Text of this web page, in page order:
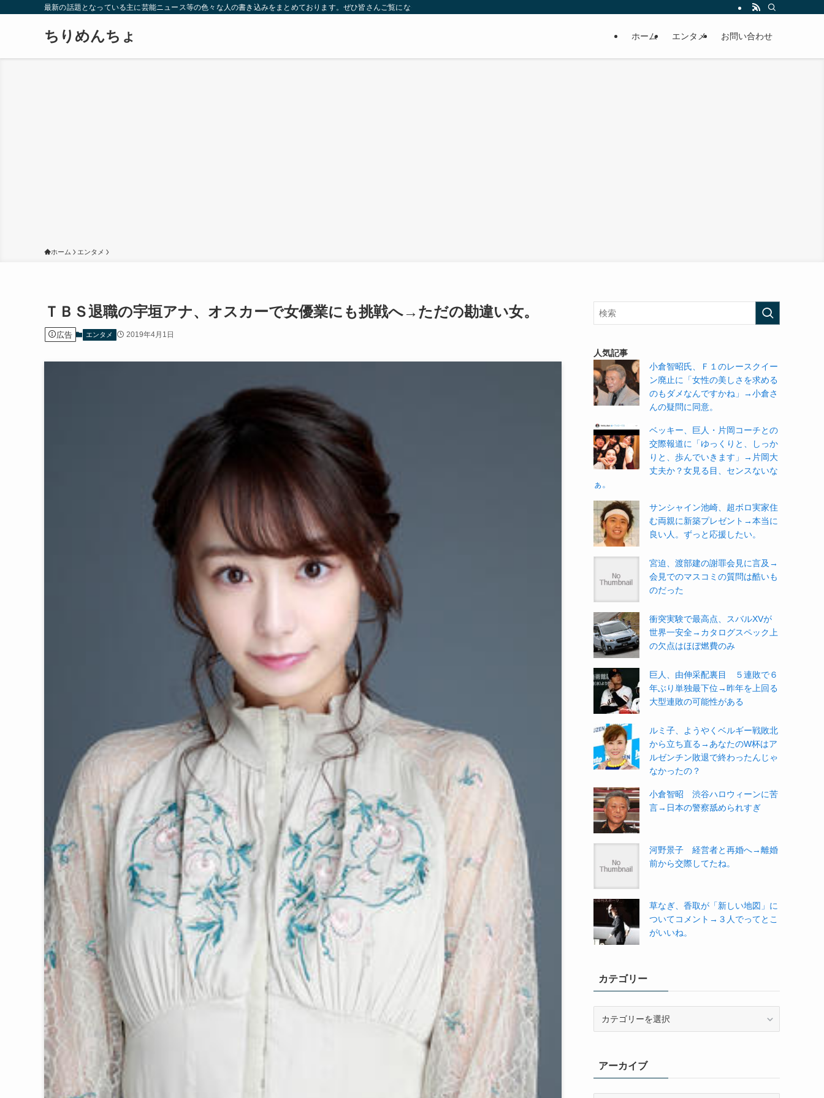
最新の話題となっている主に芸能ニュース等の色々な人の書き込みをまとめております。ぜひ皆さんご覧になっていってください。
ちりめんちょ ホーム エンタメ お問い合わせ
ホーム エンタメ
ＴＢＳ退職の宇垣アナ、オスカーで女優業にも挑戦へ→ただの勘違い女。
広告 エンタメ 2019年4月1日
人気記事
小倉智昭氏、Ｆ１のレースクイー
ン廃止に「女性の美しさを求める
のもダメなんですかね」→小倉さ
んの疑問に同意。
ベッキー、巨人・片岡コーチとの
交際報道に「ゆっくりと、しっか
りと、歩んでいきます」→片岡大
丈夫か？女見る目、センスないな
ぁ。
サンシャイン池崎、超ボロ実家住
む両親に新築プレゼント→本当に
良い人。ずっと応援したい。
宮迫、渡部建の謝罪会見に言及→
会見でのマスコミの質問は酷いも
のだった
衝突実験で最高点、スバルXVが
世界一安全→カタログスペック上
の欠点はほぼ燃費のみ
巨人、由伸采配裏目 ５連敗で６
年ぶり単独最下位→昨年を上回る
大型連敗の可能性がある
ルミ子、ようやくベルギー戦敗北
から立ち直る→あなたのW杯はア
ルゼンチン敗退で終わったんじゃ
なかったの？
小倉智昭 渋谷ハロウィーンに苦
言→日本の警察舐められすぎ
河野景子 経営者と再婚へ→離婚
前から交際してたね。
草なぎ、香取が「新しい地図」に
ついてコメント→３人でってとこ
がいいね。
カテゴリー
ーアーカイブ